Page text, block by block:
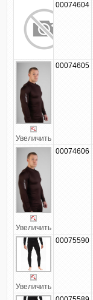
00074604
Увеличить
00074605
Увеличить
00074606
Увеличить
00075590